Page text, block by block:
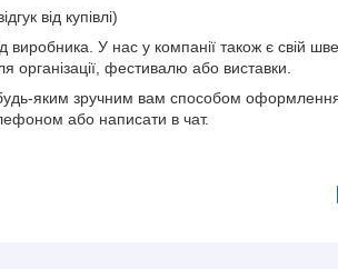
від купівлі)
виробника. У нас у компанії також є свій
фестивалю або виставки.
яким зручним вам способом
або написати в чат.